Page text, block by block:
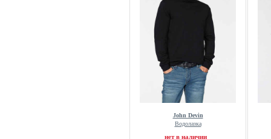
John Devin
Водолазка
нет в наличии